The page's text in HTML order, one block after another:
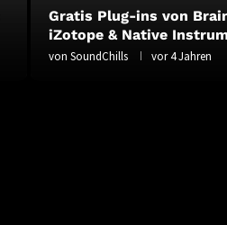
Gratis Plug-ins von
iZotope & Native
von SoundChills vor 4 Jahren